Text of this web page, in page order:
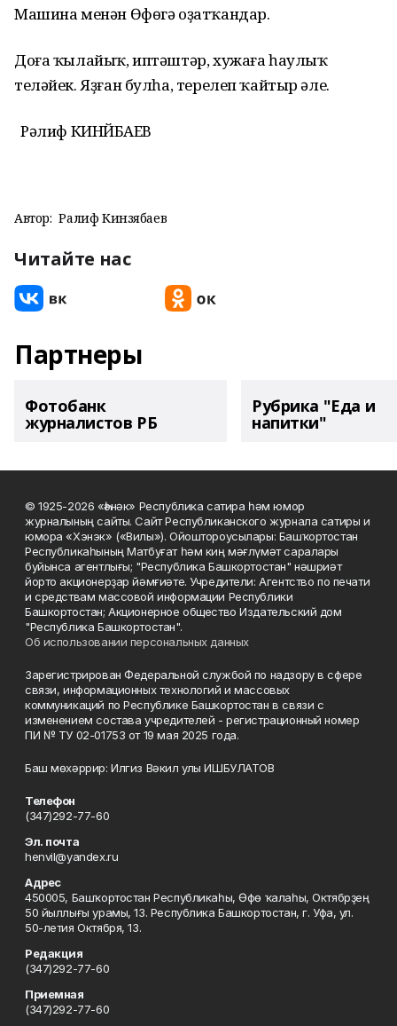
Машина менән Өфөгә оҙатҡандар.
Доға ҡылайыҡ, иптәштәр, хужаға һаулыҡ
теләйек. Яҙған булһа, терелеп ҡайтыр әле.
Рәлиф КИНЙӘБАЕВ
Автор: Ралиф Кинзябаев
Читайте нас
Партнеры
Фотобанк
журналистов РБ
Рубрика "Еда и
напитки"
© 1925-2026 «Һәнәк» Республика сатира һәм юмор
журналының сайты. Сайт Республиканского журнала сатиры и
юмора «Хэнэк» («Вилы»). Ойоштороусылары: Башҡортостан
Республикаһының Матбуғат һәм киң мәғлүмәт саралары
буйынса агентлығы; "Республика Башкортостан" нәшриәт
йорто акционерҙар йәмғиәте. Учредители: Агентство по печати
и средствам массовой информации Республики
Башкортостан; Акционерное общество Издательский дом
"Республика Башкортостан".
Об использовании персональных данных
Зарегистрирован Федеральной службой по надзору в сфере
связи, информационных технологий и массовых
коммуникаций по Республике Башкортостан в связи с
изменением состава учредителей - регистрационный номер
ПИ № ТУ 02-01753 от 19 мая 2025 года.
Баш мөхәррир: Илгиз Вәкил улы ИШБУЛАТОВ
Телефон
(347)292-77-60
Эл. почта
henvil@yandex.ru
Адрес
450005, Башҡортостан Республикаһы, Өфө ҡалаһы, Октябрҙең
50 йыллығы урамы, 13. Республика Башкортостан, г. Уфа, ул.
50-летия Октября, 13.
Редакция
(347)292-77-60
Приемная
(347)292-77-60